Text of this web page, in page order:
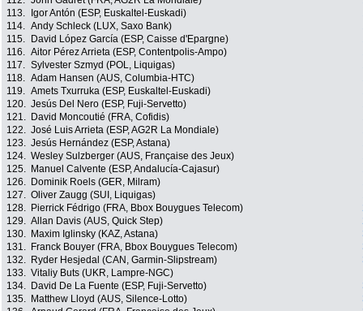
113.
Igor Antón (ESP, Euskaltel-Euskadi)
114. Andy Schleck (LUX, Saxo Bank)
115.
David López García (ESP, Caisse d'Epargne)
116. Aitor Pérez Arrieta (ESP, Contentpolis-Ampo)
117. Sylvester Szmyd (POL, Liquigas)
118. Adam Hansen (AUS, Columbia-HTC)
119. Amets Txurruka (ESP, Euskaltel-Euskadi)
120. Jesús Del Nero (ESP, Fuji-Servetto)
121.
David Moncoutié (FRA, Cofidis)
122. José Luis Arrieta (ESP, AG2R La Mondiale)
123. Jesús Hernández (ESP, Astana)
124. Wesley Sulzberger (AUS, Française des Jeux)
125.
Manuel Calvente (ESP, Andalucía-Cajasur)
126.
Dominik Roels (GER, Milram)
127. Oliver Zaugg (SUI, Liquigas)
128.
Pierrick Fédrigo (FRA, Bbox Bouygues Telecom)
129. Allan Davis (AUS, Quick Step)
130.
Maxim Iglinsky (KAZ, Astana)
131.
Franck Bouyer (FRA, Bbox Bouygues Telecom)
132.
Ryder Hesjedal (CAN, Garmin-Slipstream)
133. Vitaliy Buts (UKR, Lampre-NGC)
134.
David De La Fuente (ESP, Fuji-Servetto)
135.
Matthew Lloyd (AUS, Silence-Lotto)